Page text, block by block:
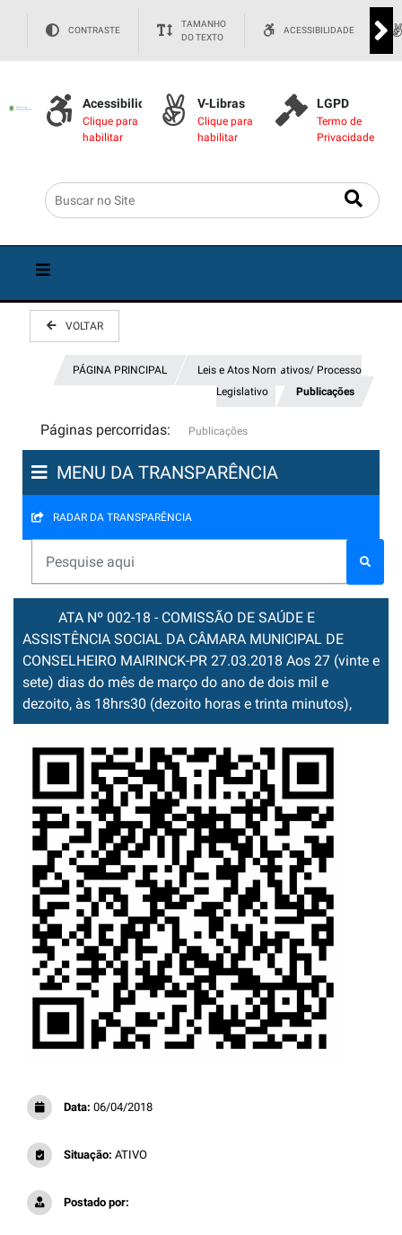
CONTRASTE
TAMANHO
DO TEXTO
ACESSIBILIDADE
Acessibilidade
Clique para
habilitar
V-Libras
Clique para
habilitar
LGPD
Termo de
Privacidade
VOLTAR
PÁGINA PRINCIPAL
Leis e Atos Normativos/ Processo
Legislativo
Publicações
Páginas percorridas: Publicações
MENU DA TRANSPARÊNCIA
RADAR DA TRANSPARÊNCIA
ATA Nº 002-18 - COMISSÃO DE SAÚDE E
ASSISTÊNCIA SOCIAL DA CÂMARA MUNICIPAL DE
CONSELHEIRO MAIRINCK-PR 27.03.2018 Aos 27 (vinte e
sete) dias do mês de março do ano de dois mil e
dezoito, às 18hrs30 (dezoito horas e trinta minutos),
Data: 06/04/2018
Situação: ATIVO
Postado por: